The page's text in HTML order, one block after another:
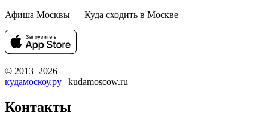
Афиша Москвы — Куда сходить в Москве
© 2013–2026
кудамоскоу.ру | kudamoscow.ru
Контакты